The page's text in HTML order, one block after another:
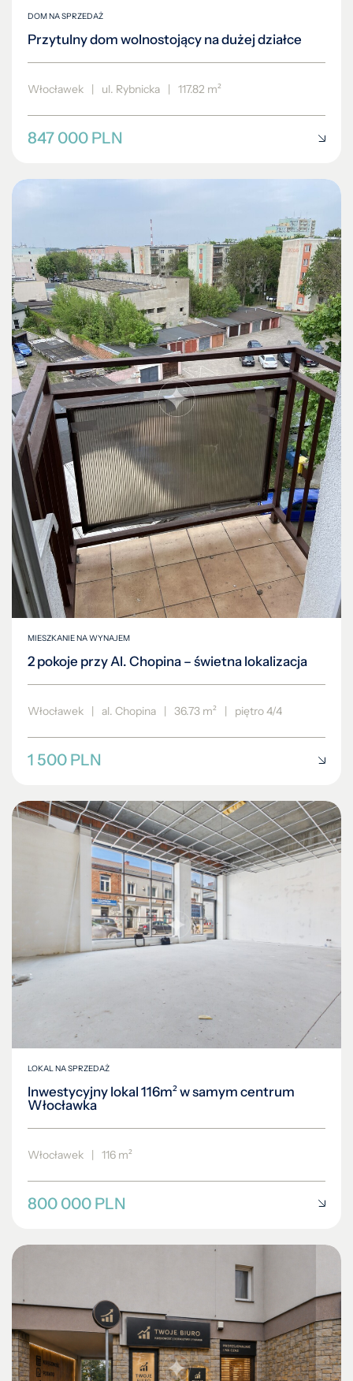
DOM NA SPRZEDAŻ
Przytulny dom wolnostojący na dużej działce
Włocławek | ul. Rybnicka | 117.82 m²
847 000 PLN
MIESZKANIE NA WYNAJEM
2 pokoje przy Al. Chopina – świetna lokalizacja
Włocławek al. Chopina 36.73 m² piętro 4/4
1 500 PLN
LOKAL NA SPRZEDAŻ
Inwestycyjny lokal 116m² w samym centrum
Włocławka
Włocławek | 116 m²
800 000 PLN